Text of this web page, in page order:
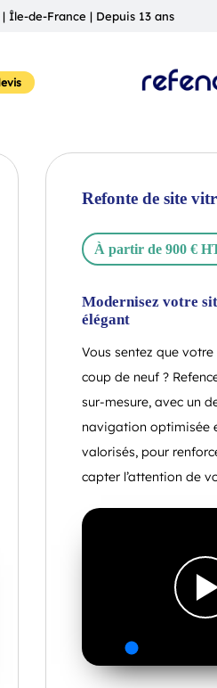
Île-de-France | Depuis 13 ans
Refonte de site
À partir de 900 €
Modernisez votre
élégant
Vous sentez que votre
coup de neuf ?
sur-mesure, avec un
navigation optimisée
valorisés, pour
capter l’attention de